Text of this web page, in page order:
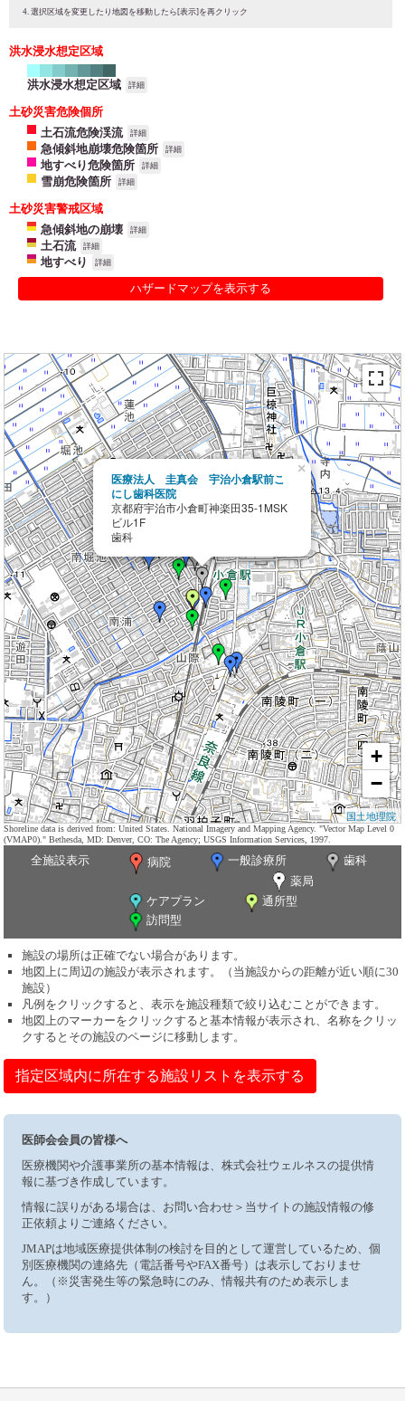
選択区域を変更したり地図を移動したら[表示]を再クリック
洪水浸水想定区域
洪水浸水想定区域 詳細
土砂災害危険個所
土石流危険渓流
詳細
急傾斜地崩壊危険箇所 詳細
地すべり危険箇所 詳細
雪崩危険箇所 詳細
土砂災害警戒区域
急傾斜地の崩壊
詳細
土石流 詳細
地すべり 詳細
ハザードマップを表示する
医療法人 圭真会 宇治小倉駅前こ
にし歯科医院
京都府宇治市小倉町神楽田35-1MSK
ビル1F
歯科
×
+
−
国土地理院
Shoreline data is derived from: United States. National Imagery and Mapping Agency. "Vector Map Level 0
(VMAP0)." Bethesda, MD: Denver, CO: The Agency; USGS Information Services, 1997.
全施設表示 病院 一般診療所
歯科
薬局
ケアプラン
通所型
訪問型
施設の場所は正確でない場合があります。
地図上に周辺の施設が表示されます。（当施設からの距離が近い順に30
施設）
凡例をクリックすると、表示を施設種類で絞り込むことができます。
地図上のマーカーをクリックすると基本情報が表示され、名称をクリッ
クするとその施設のページに移動します。
指定区域内に所在する施設リストを表示する
医師会会員の皆様へ
医療機関や介護事業所の基本情報は、株式会社ウェルネスの提供情
報に基づき作成しています。
情報に誤りがある場合は、お問い合わせ＞当サイトの施設情報の修
正依頼よりご連絡ください。
JMAPは地域医療提供体制の検討を目的として運営しているため、個
別医療機関の連絡先（電話番号やFAX番号）は表示しておりませ
ん。（※災害発生等の緊急時にのみ、情報共有のため表示しま
す。）